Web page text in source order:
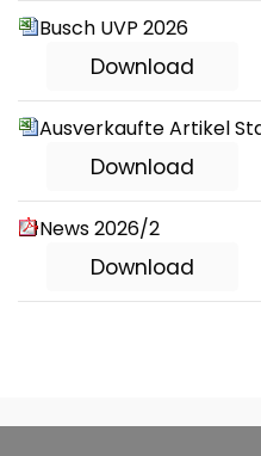
Busch UVP 2026
Download
Ausverkaufte Artikel
Download
News 2026/2
Download